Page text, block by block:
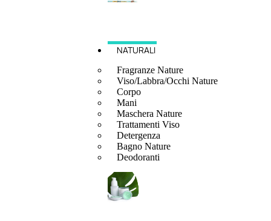
NATURALI
Fragranze Nature
Viso/Labbra/Occhi Nature
Corpo
Mani
Maschera Nature
Trattamenti Viso
Detergenza
Bagno Nature
Deodoranti